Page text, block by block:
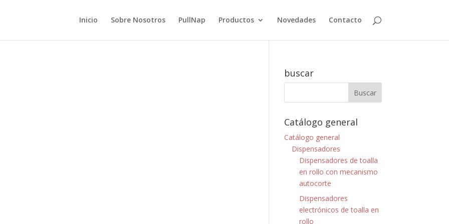
Inicio Sobre Nosotros PullNap Productos Novedades Contacto
buscar
Catálogo general
Catálogo general
Dispensadores
Dispensadores de toalla
en rollo con mecanismo
autocorte
Dispensadores
electrónicos de toalla en
rollo